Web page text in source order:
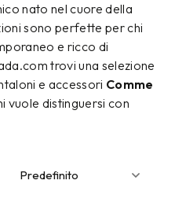
nato nel cuore della
sono perfette per chi
e ricco di
trovi una selezione
e accessori Comme
vuole distinguersi con